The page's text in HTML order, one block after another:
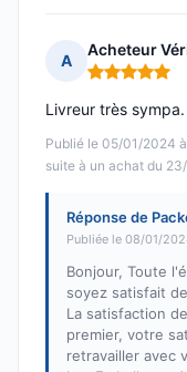
A
Acheteur
Note : 5 sur 5
Publié le 05/01/2024
suite à un achat du
Livreur très
Réponse de
Publiée le 08/01/
Bonjour, Toute
soyez satisfait
La satisfaction
premier, votre
retravailler avec